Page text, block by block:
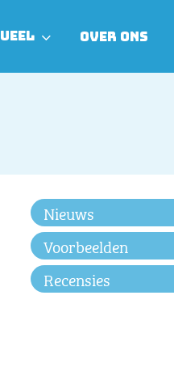
OVER ONS
Nieuws
Voorbeelden
Recensies